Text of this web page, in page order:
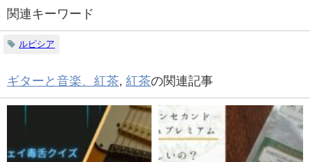
関連キーワード
ルピシア
ギターと音楽、紅茶, 紅茶の関連記事